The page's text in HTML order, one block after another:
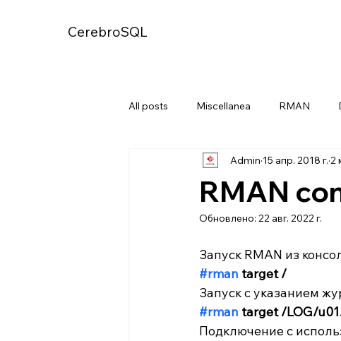
CerebroSQL
All posts Miscellanea RMAN
RMAN
Admin 15 апр. 2018 г. 2
Обновлено: 22 авг. 2022 г.
Запуск RMAN из
#rman target /
Запуск с указанием
#rman target /LOG/
Подключение с